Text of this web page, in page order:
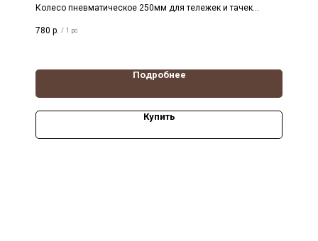
Колесо пневматическое 250мм для тележек и тачек
несимметричная ступица
780 р. / 1 pc
Подробнее
Купить